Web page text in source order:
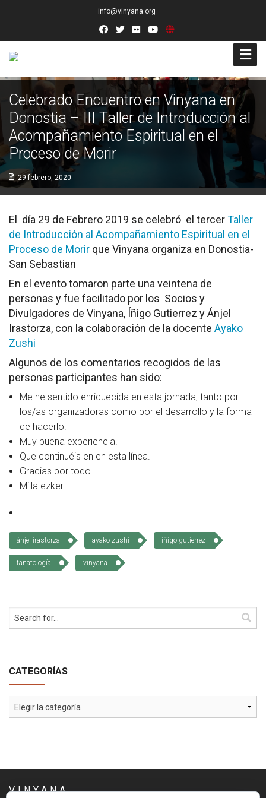
info@vinyana.org
Acceso
Conócenos
Socios Fundadores
Junta Directiva
Docentes
Socios de Número
Socios Colaboradores
Colaboramos con
Formaciones
Nuestra propuesta de formación
Realizadas
Acompañamiento
Noticias
Vídeos
Celebrado Encuentro en Vinyana en
Donostia – III Taller de Introducción al
Acompañamiento Espiritual en el
Proceso de Morir
29 febrero, 2020
El día 29 de Febrero 2019 se celebró el tercerTaller
de Introducción al Acompañamiento Espiritual en el
Proceso de Morir que Vinyana organiza en Donostia-
San Sebastian
En el evento tomaron parte una veintena de
personas y fue facilitado por los Socios y
Divulgadores de Vinyana, Íñigo Gutierrez y Ánjel
Irastorza, con la colaboración de la docente Ayako
Zushi
Algunos de los comentarios recogidos de las
personas participantes han sido:
Me he sentido enriquecida en esta jornada, tanto por
los/as organizadoras como por el desarrollo y la forma
de hacerlo.
Muy buena experiencia.
Que continuéis en en esta línea.
Gracias por todo.
Milla ezker.
ánjel irastorza ayako zushi iñigo gutierrez
tanatología vinyana
CATEGORÍAS
Categorías
VINYANA